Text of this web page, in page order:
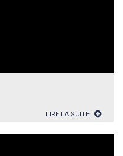
LIRE LA SUITE